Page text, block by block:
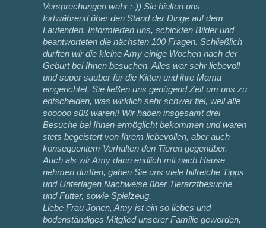
Versprechungen wahr :-)) Sie hielten uns
fortwährend über den Stand der Dinge auf dem
Laufenden. Informierten uns, schickten Bilder und
beantworteten die nächsten 100 Fragen. Schließlich
durften wir die kleine Amy einige Wochen nach der
Geburt bei Ihnen besuchen. Alles war sehr liebevoll
und super sauber für die Kitten und ihre Mama
eingerichtet. Sie ließen uns genügend Zeit um uns zu
entscheiden, was wirklich sehr schwer fiel, weil alle
sooooo süß waren!! Wir haben insgesamt drei
Besuche bei Ihnen ermöglicht bekommen und waren
stets begeistert von Ihrem liebevollen, aber auch
konsequentem Verhalten den Tieren gegenüber.
Auch als wir Amy dann endlich mit nach Hause
nehmen durften, gaben Sie uns viele hilfreiche Tipps
und Unterlagen Nachweise über Tierarztbesuche
und Futter, sowie Spielzeug.
Liebe Frau Jonen, Amy ist ein so liebes und
bodenständiges Mitglied unserer Familie geworden,